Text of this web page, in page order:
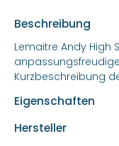
Beschreibung
Lemaitre Andy High
Kurzbeschreibung
Eigenschaften
Hersteller